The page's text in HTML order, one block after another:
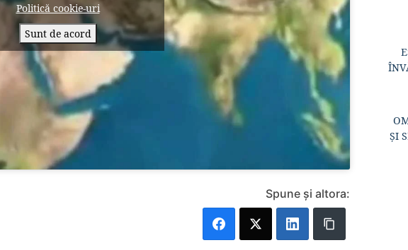
Politică cookie-uri
Sunt de acord
Spune și altora:
ȘI